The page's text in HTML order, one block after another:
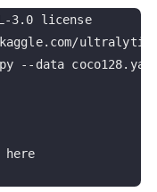
3.0 license
--data
here